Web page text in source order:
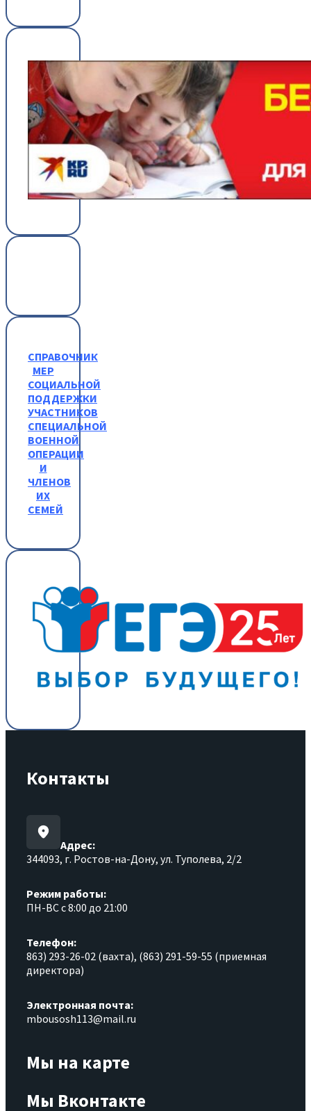
СПРАВОЧНИК
МЕР
СОЦИАЛЬНОЙ
ПОДДЕРЖКИ
УЧАСТНИКОВ
СПЕЦИАЛЬНОЙ
ВОЕННОЙ
ОПЕРАЦИИ
И
ЧЛЕНОВ
ИХ
СЕМЕЙ
Контакты
Адрес:
344093, г. Ростов-на-Дону, ул. Туполева, 2/2
Режим работы:
ПН-ВС с 8:00 до 21:00
Телефон:
863) 293-26-02 (вахта), (863) 291-59-55 (приемная
директора)
Электронная почта:
mbousosh113@mail.ru
Мы на карте
Мы Вконтакте